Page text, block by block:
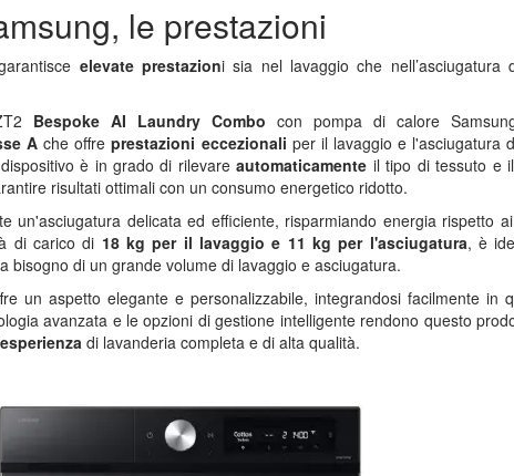
le prestazioni
elevate prestazioni sia nel lavaggio che nell’asciugatura
Bespoke AI Laundry Combo con pompa di calore
Ache offreprestazioni eccezionali per il lavaggio e l'asciugatura
è in grado di rilevareautomaticamente il tipo di tessuto e
risultati ottimali con un consumo energetico ridotto.
un'asciugatura delicata ed efficiente, risparmiando energia rispetto
di carico di 18 kg per il lavaggio e 11 kg per l'asciugatura, è
bisogno di un grande volume di lavaggio e asciugatura.
un aspetto elegante e personalizzabile, integrandosi facilmente in
avanzata e le opzioni di gestione intelligente rendono questo
esperienza di lavanderia completa e di alta qualità.